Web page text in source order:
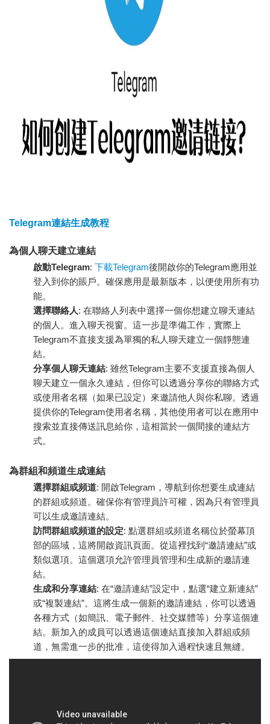
Telegram連結生成教程
為個人聊天建立連結
啟動Telegram: 下載Telegram後開啟你的Telegram應用並
登入到你的賬戶。確保應用是最新版本，以便使用所有功
能。
選擇聯絡人: 在聯絡人列表中選擇一個你想建立聊天連結
的個人。進入聊天視窗。這一步是準備工作，實際上
Telegram不直接支援為單獨的私人聊天建立一個靜態連
結。
分享個人聊天連結: 雖然Telegram主要不支援直接為個人
聊天建立一個永久連結，但你可以透過分享你的聯絡方式
或使用者名稱（如果已設定）來邀請他人與你私聊。透過
提供你的Telegram使用者名稱，其他使用者可以在應用中
搜索並直接傳送訊息給你，這相當於一個間接的連結方
式。
為群組和頻道生成連結
選擇群組或頻道: 開啟Telegram，導航到你想要生成連結
的群組或頻道。確保你有管理員許可權，因為只有管理員
可以生成邀請連結。
訪問群組或頻道的設定: 點選群組或頻道名稱位於螢幕頂
部的區域，這將開啟資訊頁面。從這裡找到“邀請連結”或
類似選項。這個選項允許管理員管理和生成新的邀請連
結。
生成和分享連結: 在“邀請連結”設定中，點選“建立新連結”
或“複製連結”。這將生成一個新的邀請連結，你可以透過
各種方式（如簡訊、電子郵件、社交媒體等）分享這個連
結。新加入的成員可以透過這個連結直接加入群組或頻
道，無需進一步的批准，這使得加入過程快速且無縫。